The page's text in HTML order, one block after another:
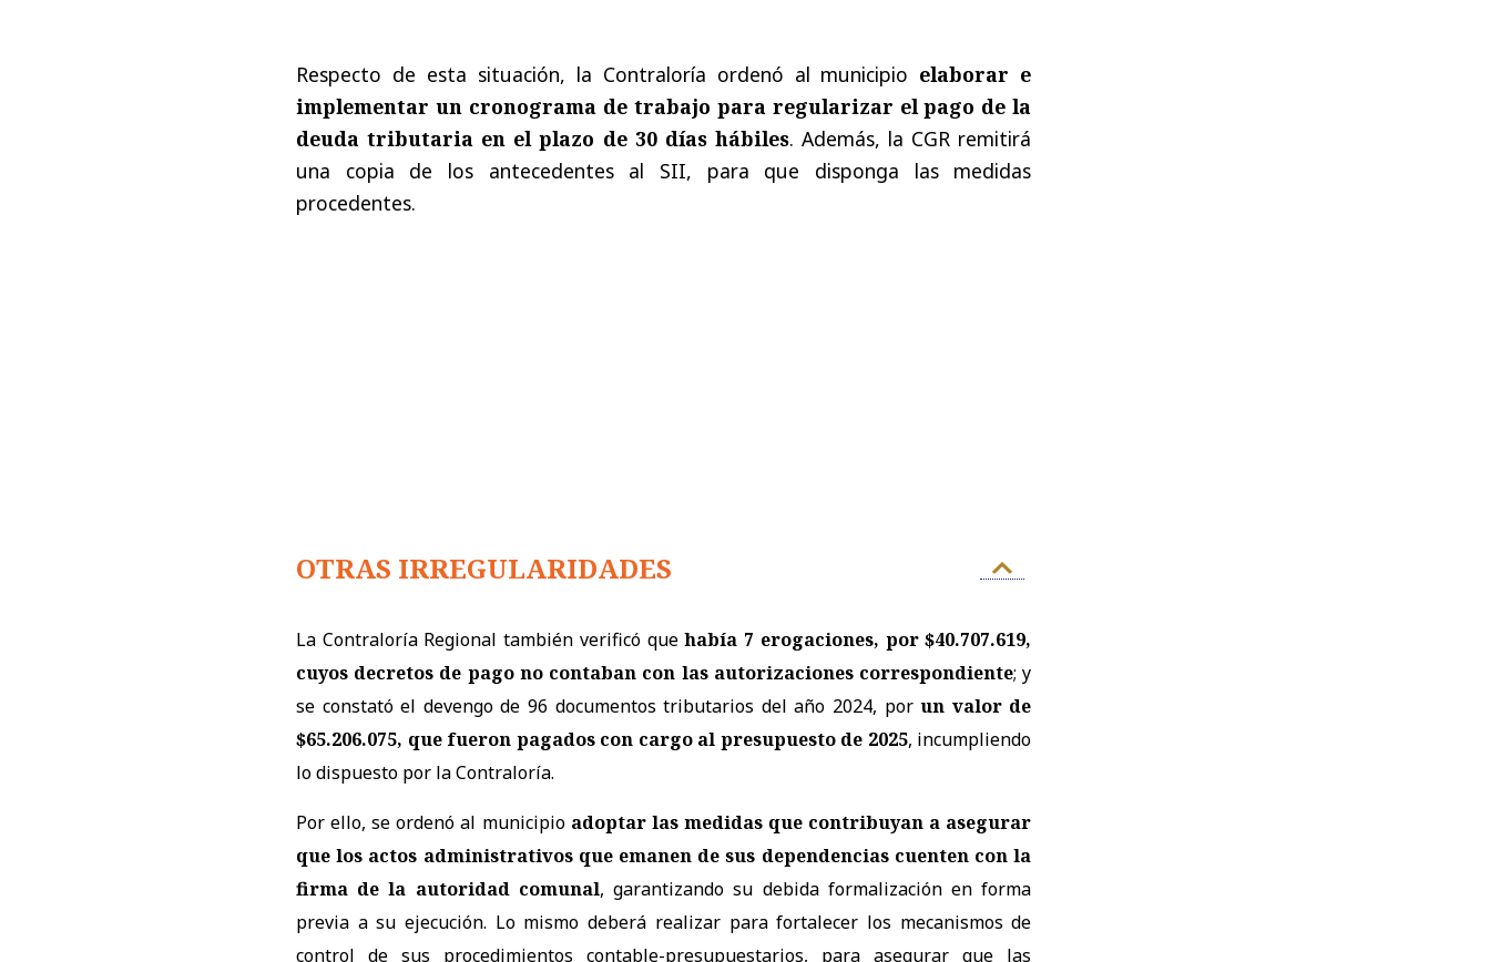
Respecto de esta situación, la Contraloría ordenó al municipio elaborar e
implementar un cronograma de trabajo para regularizar el pago de la
deuda tributaria en el plazo de 30 días hábiles. Además, la CGR remitirá
una copia de los antecedentes al SII, para que disponga las medidas
procedentes.
OTRAS IRREGULARIDADES
La Contraloría Regional también verificó quehabía 7 erogaciones, por $40.707.619,
cuyos decretos de pago no contaban con las autorizaciones correspondiente; y
se constató el devengo de 96 documentos tributarios del año 2024, porun valor de
$65.206.075, que fueron pagados con cargo al presupuesto de 2025, incumpliendo
lo dispuesto por la Contraloría.
Por ello, se ordenó al municipio adoptar las medidas que contribuyan a asegurar
que los actos administrativos que emanen de sus dependencias cuenten con la
firma de la autoridad comunal, garantizando su debida formalización en forma
previa a su ejecución. Lo mismo deberá realizar para fortalecer los mecanismos de
control de sus procedimientos contable-presupuestarios, para asegurar que las